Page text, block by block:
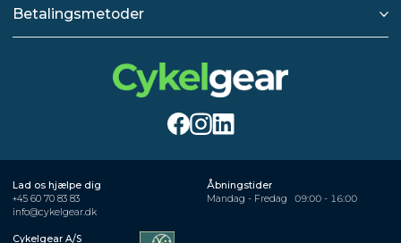
Betalingsmetoder
Lad os hjælpe dig
+45 60 70 83 83
info@cykelgear.dk
Åbningstider
Mandag - Fredag
09:00 - 16:00
Cykelgear A/S